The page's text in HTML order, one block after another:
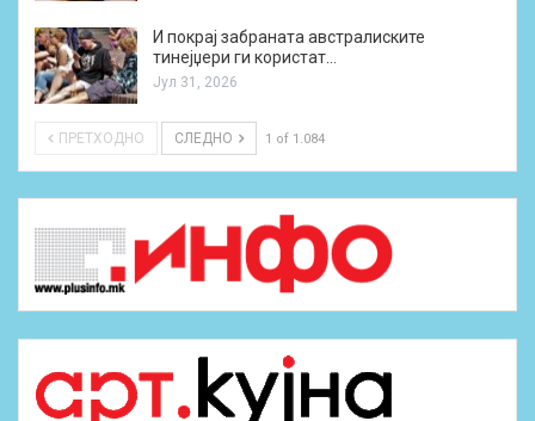
И покрај забраната австралиските
тинејџери ги користат…
Јул 31, 2026
ПРЕТХОДНО СЛЕДНО 1 of 1.084